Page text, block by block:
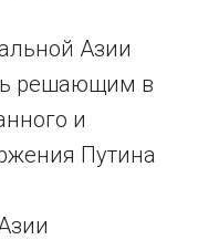
Азии
решающим в
и
Путина